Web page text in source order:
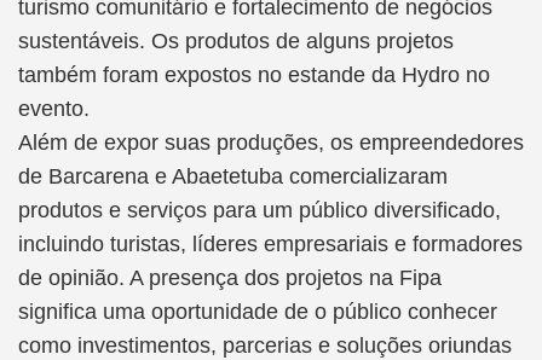
turismo comunitário e fortalecimento de negócios
sustentáveis. Os produtos de alguns projetos
também foram expostos no estande da Hydro no
evento.
Além de expor suas produções, os empreendedores
de Barcarena e Abaetetuba comercializaram
produtos e serviços para um público diversificado,
incluindo turistas, líderes empresariais e formadores
de opinião. A presença dos projetos na Fipa
significa uma oportunidade de o público conhecer
como investimentos, parcerias e soluções oriundas